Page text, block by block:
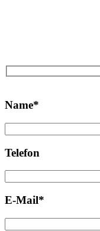
lasse
Feld
leer.
Name*
Telefon
E-Mail*